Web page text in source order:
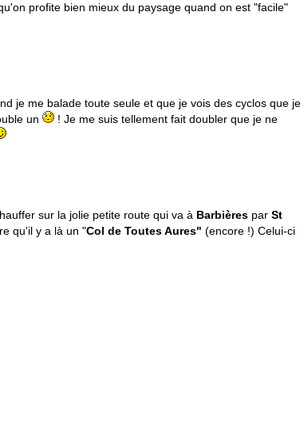
profite bien mieux du paysage quand on est "facile"
je me balade toute seule et que je vois des cyclos que je
un
! Je me suis tellement fait doubler que je ne
sur la jolie petite route qui va à Barbières par St
qu'il y a là un "Col de Toutes Aures" (encore !) Celui-ci